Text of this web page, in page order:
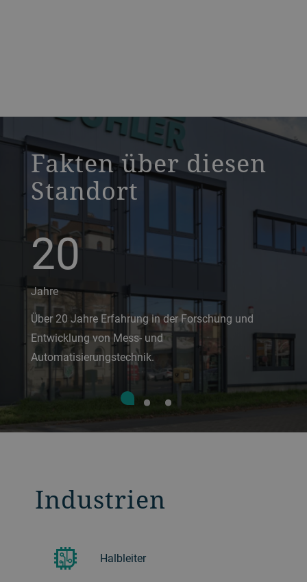
a decorative background image
Fakten über diesen
Standort
20
Jahre
Über 20 Jahre Erfahrung in der Forschung und
Entwicklung von Mess- und
Automatisierungstechnik.
Industrien
Halbleiter